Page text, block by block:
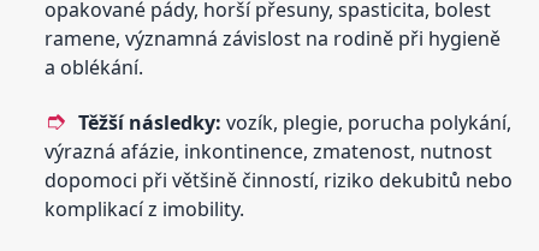
opakované pády, horší přesuny, spasticita, bolest
ramene, významná závislost na rodině při hygieně
a oblékání.
Těžší následky: vozík, plegie, porucha polykání,
výrazná afázie, inkontinence, zmatenost, nutnost
dopomoci při většině činností, riziko dekubitů nebo
komplikací z imobility.